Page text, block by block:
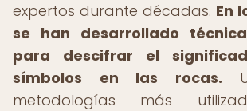
expertos durante décadas. En
se han desarrollado
para descifrar el
símbolos en las rocas.
metodologías más